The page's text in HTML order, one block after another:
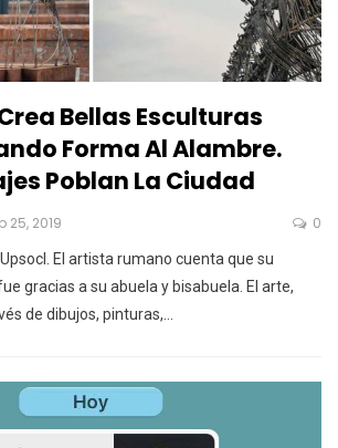
Bellas Esculturas
Forma Al Alambre.
Poblan La Ciudad
25, 2019 0
El artista rumano cuenta que su
gracias a su abuela y bisabuela. El arte,
de dibujos, pinturas,